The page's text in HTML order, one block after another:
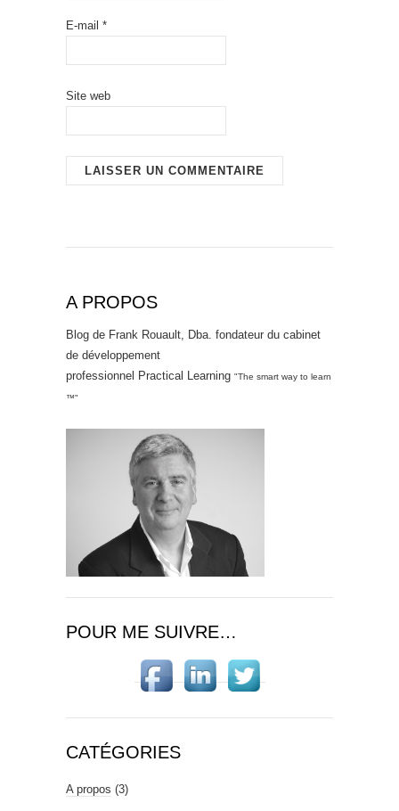
E-mail *
Site web
A PROPOS
Blog de Frank Rouault, Dba. fondateur du cabinet
de développement
professionnel Practical Learning "The smart way to learn
™"
POUR ME SUIVRE…
CATÉGORIES
A propos (3)